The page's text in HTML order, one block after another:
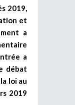
2019,
et
a
a
débat
loi au
2019